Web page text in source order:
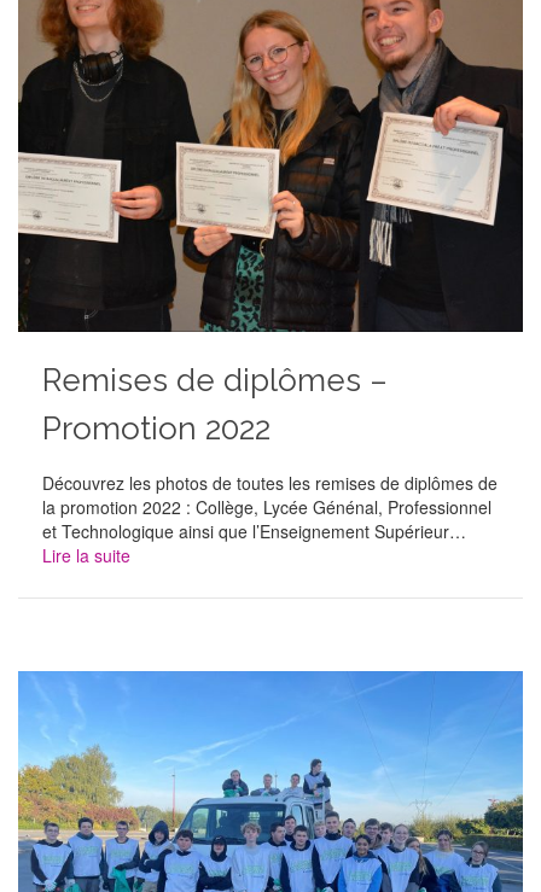
Remises de diplômes –
Promotion 2022
Découvrez les photos de toutes les remises de diplômes de
la promotion 2022 : Collège, Lycée Génénal, Professionnel
et Technologique ainsi que l’Enseignement Supérieur…
Lire la suite